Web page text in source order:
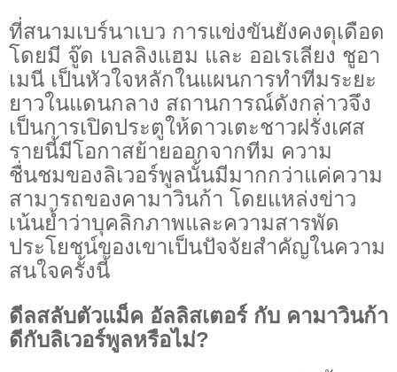
ที่สนามเบร์นาเบว การแข่งขันยังคงดุเดือด
โดยมี จู๊ด เบลลิงแฮม และ ออเรเลียง ชูอา
เมนี เป็นหัวใจหลักในแผนการทำทีมระยะ
ยาวในแดนกลาง สถานการณ์ดังกล่าวจึง
เป็นการเปิดประตูให้ดาวเตะชาวฝรั่งเศส
รายนี้มีโอกาสย้ายออกจากทีม ความ
ชื่นชมของลิเวอร์พูลนั้นมีมากกว่าแค่ความ
สามารถของคามาวินก้า โดยแหล่งข่าว
เน้นย้ำว่าบุคลิกภาพและความสารพัด
ประโยชน์ของเขาเป็นปัจจัยสำคัญในความ
สนใจครั้งนี้
ดีลสลับตัวแม็ค อัลลิสเตอร์ กับ คามาวินก้า
ดีกับลิเวอร์พูลหรือไม่?